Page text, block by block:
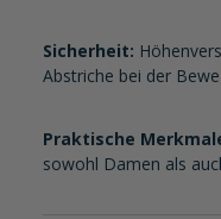
Sicherheit:
Abstriche bei der
Praktische
sowohl Damen als